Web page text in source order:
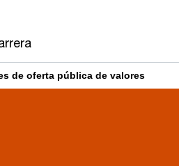
de oferta pública de valores